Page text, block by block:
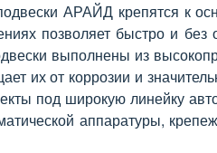
АРАЙД крепятся к
позволяет быстро и
выполнены из
их от коррозии и
под широкую линейку
аппаратуры,